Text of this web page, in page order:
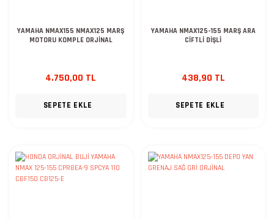
YAMAHA NMAX155 NMAX125 MARŞ
MOTORU KOMPLE ORJİNAL
4.750,00 TL
SEPETE EKLE
YAMAHA NMAX125-155 MARŞ ARA
CİFTLİ DİŞLİ
438,90 TL
SEPETE EKLE